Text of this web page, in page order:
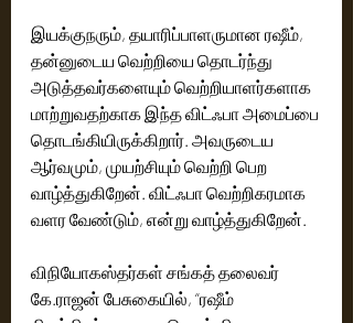
இயக்குநரும், தயாரிப்பாளருமான ரஷீம்,
தன்னுடைய வெற்றியை தொடர்ந்து
அடுத்தவர்களையும் வெற்றியாளர்களாக
மாற்றுவதற்காக இந்த விட்ஃபா அமைப்பை
தொடங்கியிருக்கிறார். அவருடைய
ஆர்வமும், முயற்சியும் வெற்றி பெற
வாழ்த்துகிறேன். விட்ஃபா வெற்றிகரமாக
வளர வேண்டும், என்று வாழ்த்துகிறேன்.
விநியோகஸ்தர்கள் சங்கத் தலைவர்
கே.ராஜன் பேசுகையில், “ரஷீம்